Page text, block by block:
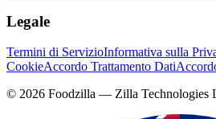
Legale
Termini di ServizioInformativa sulla
CookieAccordo Trattamento Dati
© 2026 Foodzilla — Zilla Technologies